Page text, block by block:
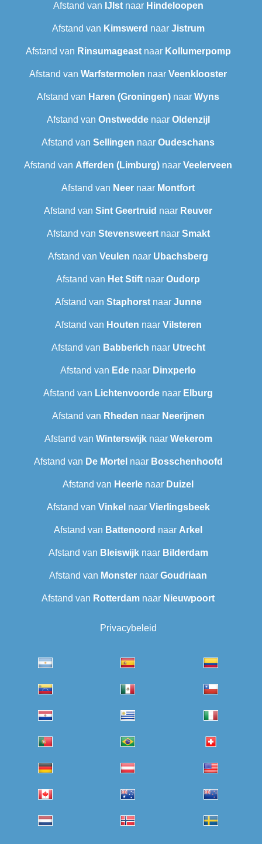
Afstand van IJlstnaar Hindeloopen
Afstand van Kimswerd naar Jistrum
Afstand van Rinsumageastnaar Kollumerpomp
Afstand van Warfstermolen naar Veenklooster
Afstand van Haren (Groningen) naar Wyns
Afstand van Onstweddenaar Oldenzijl
Afstand van Sellingen naar Oudeschans
Afstand van Afferden (Limburg) naar Veelerveen
Afstand van Neer naar Montfort
Afstand van Sint Geertruid naar Reuver
Afstand van Stevensweertnaar Smakt
Afstand van Veulen naar Ubachsberg
Afstand van Het Stift naar Oudorp
Afstand van Staphorstnaar Junne
Afstand van Houten naar Vilsteren
Afstand van Babberich naar Utrecht
Afstand van Ede naar Dinxperlo
Afstand van Lichtenvoorde naar Elburg
Afstand van Rheden naar Neerijnen
Afstand van Winterswijknaar Wekerom
Afstand van De Mortel naar Bosschenhoofd
Afstand van Heerle naar Duizel
Afstand van Vinkel naar Vierlingsbeek
Afstand van Battenoord naar Arkel
Afstand van Bleiswijknaar Bilderdam
Afstand van Monster naar Goudriaan
Afstand van Rotterdam naar Nieuwpoort
Privacybeleid